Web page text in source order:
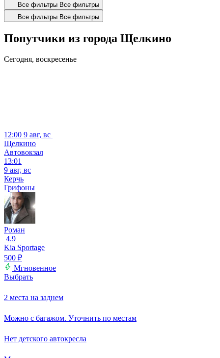
Все фильтры Все фильтры
Все фильтры Все фильтры
Попутчики из города Щелкино
Сегодня, воскресенье
12:00 9 авг, вс
Щелкино
Автовокзал
13:01
9 авг, вс
Керчь
Грифоны
Роман
4.9
Kia Sportage
500 ₽
Мгновенное
Выбрать
2 места на заднем
Можно с багажом. Уточнить по местам
Нет детского автокресла